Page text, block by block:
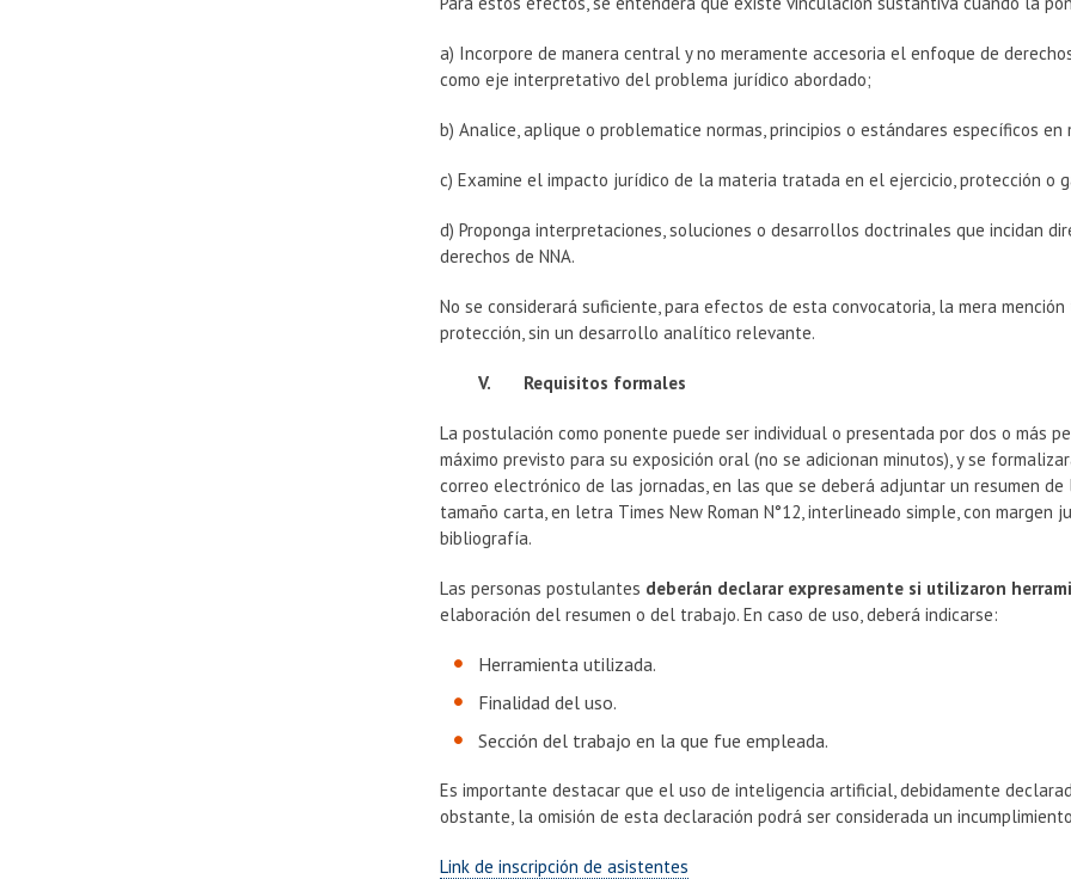
a) Incorpore de manera central y no meramente accesoria el enfoque de
como eje interpretativo del problema jurídico abordado;
b) Analice, aplique o problematice normas, principios o estándares específicos en
c) Examine el impacto jurídico de la materia tratada en el ejercicio, protección o
d) Proponga interpretaciones, soluciones o desarrollos doctrinales que incidan
derechos de NNA.
No se considerará suficiente, para efectos de esta convocatoria, la mera
protección, sin un desarrollo analítico relevante.
V. Requisitos formales
La postulación como ponente puede ser individual o presentada por dos o más
máximo previsto para su exposición oral (no se adicionan minutos), y se
correo electrónico de las jornadas, en las que se deberá adjuntar un resumen
tamaño carta, en letra Times New Roman N°12, interlineado simple, con
bibliografía.
Las personas postulantes deberán declarar expresamente si utilizaron
elaboración del resumen o del trabajo. En caso de uso, deberá indicarse:
Herramienta utilizada.
Finalidad del uso.
Sección del trabajo en la que fue empleada.
Es importante destacar que el uso de inteligencia artificial, debidamente
obstante, la omisión de esta declaración podrá ser considerada un
Link de inscripción de asistentes